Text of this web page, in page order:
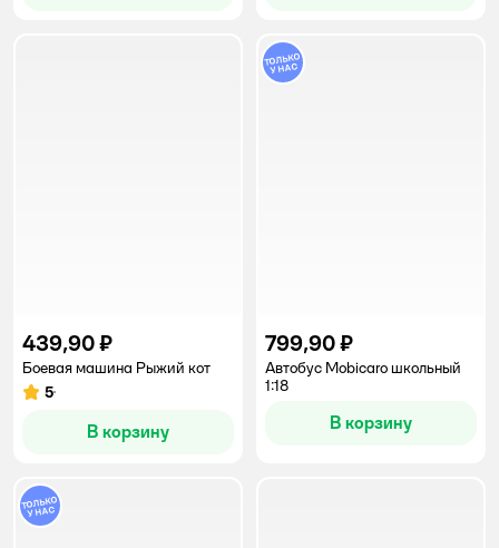
439,90 ₽
Боевая машина Рыжий кот
Рейтинг:
5
В корзину
799,90 ₽
Автобус Mobicaro школьный
1:18
В корзину